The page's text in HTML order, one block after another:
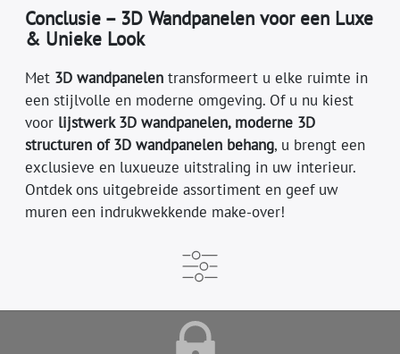
Conclusie – 3D Wandpanelen voor een Luxe
& Unieke Look
Met 3D wandpanelen transformeert u elke ruimte in
een stijlvolle en moderne omgeving. Of u nu kiest
voor lijstwerk 3D wandpanelen, moderne 3D
structuren of 3D wandpanelen behang, u brengt een
exclusieve en luxueuze uitstraling in uw interieur.
Ontdek ons uitgebreide assortiment en geef uw
muren een indrukwekkende make-over!